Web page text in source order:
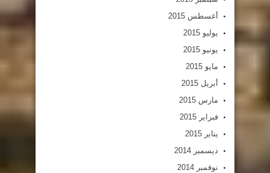
أغسطس 2015
يوليو 2015
يونيو 2015
مايو 2015
أبريل 2015
مارس 2015
فبراير 2015
يناير 2015
ديسمبر 2014
نوفمبر 2014